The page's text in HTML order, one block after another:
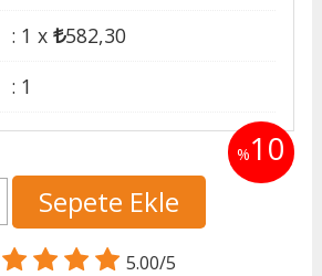
: 1 x 582,30
: 1
%10
Sepete Ekle
5.00/5